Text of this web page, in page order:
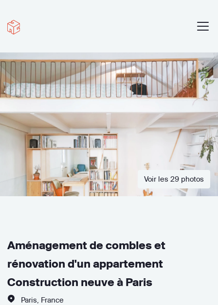
Voir les 29 photos
Aménagement de combles et
rénovation d'un appartement
Construction neuve à Paris
Paris France